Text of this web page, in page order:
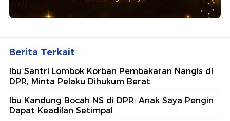
Berita Terkait
Ibu Santri Lombok Korban Pembakaran Nangis di
DPR, Minta Pelaku Dihukum Berat
Ibu Kandung Bocah NS di DPR: Anak Saya Pengin
Dapat Keadilan Setimpal